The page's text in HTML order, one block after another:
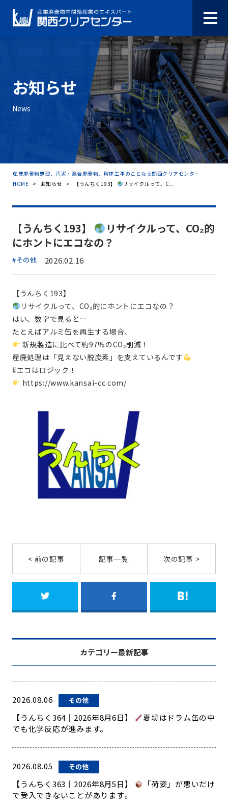
お知らせ
News
産業廃棄物処理、汚泥・混合廃棄物、解体工事のことなら関西クリアセンター
HOME > お知らせ > 【うんちく193】 リサイクルって、C...
【うんちく193】
リサイクルって、CO₂的
にホントにエコなの？
#その他 2026.02.16
【うんちく193】
リサイクルって、CO₂的にホントにエコなの？
はい、数字で見ると…
たとえばアルミ缶を再生する場合、
新規製造に比べて約97%のCO₂削減！
産廃処理は「見えない脱炭素」を支えているんです
#エコはロジック！
https://www.kansai-cc.com/
< 前の記事 記事一覧 次の記事 >
カテゴリー最新記事
2026.08.06 その他
【うんちく364｜2026年8月6日】
夏場はドラム缶の中
でも化学反応が進みます。
2026.08.05 その他
【うんちく363｜2026年8月5日】
「荷姿」が悪いだけ
で受入できないことがあります。